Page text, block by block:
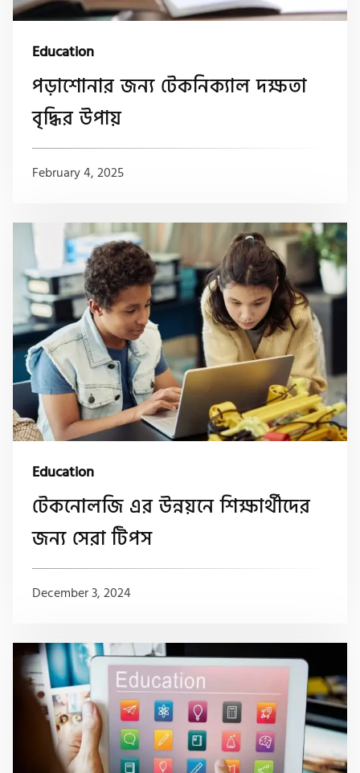
Education
পড়াশোনার জন্য টেকনিক্যাল দক্ষতা
বৃদ্ধির উপায়
February 4, 2025
Education
টেকনোলজি এর উন্নয়নে শিক্ষার্থীদের
জন্য সেরা টিপস
December 3, 2024